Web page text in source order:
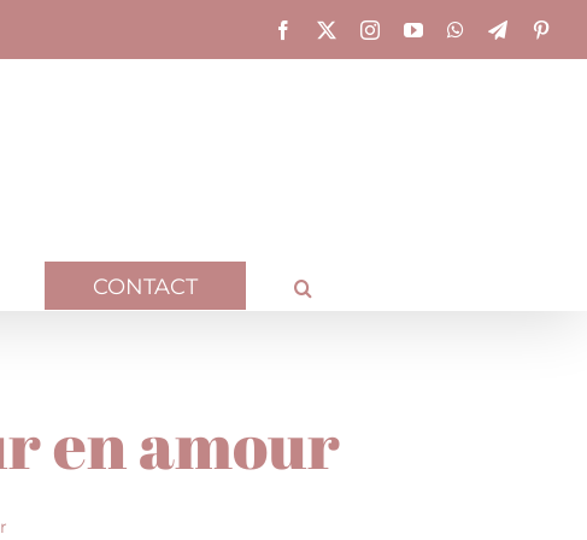
Facebook InstagramYouTubeWhatsApp
Telegram
CONTACT
en amour